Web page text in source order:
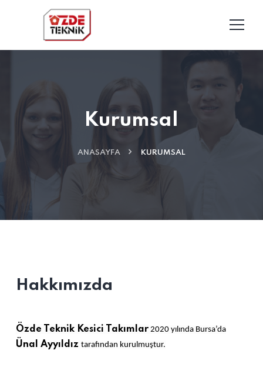
Kurumsal
ANASAYFA KURUMSAL
Hakkımızda
Özde Teknik Kesici Takımlar 2020 yılında Bursa’da
Ünal Ayyıldız tarafından kurulmuştur.